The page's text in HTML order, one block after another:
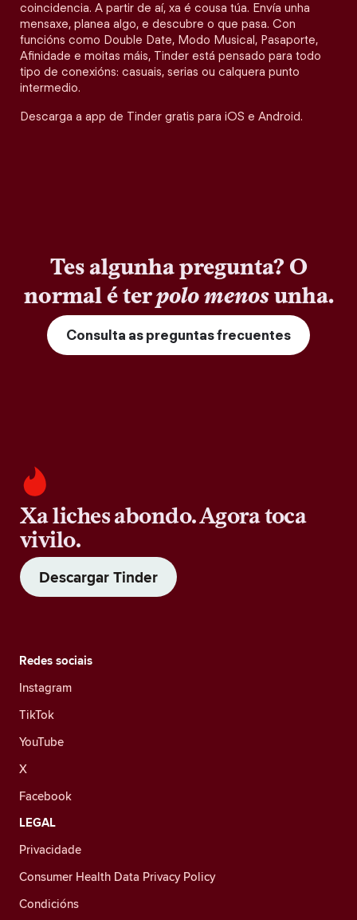
coincidencia. A partir de aí, xa é cousa túa. Envía unha
mensaxe, planea algo, e descubre o que pasa. Con
funcións como Double Date, Modo Musical, Pasaporte,
Afinidade e moitas máis, Tinder está pensado para todo
tipo de conexións: casuais, serias ou calquera punto
intermedio.
Descarga a app de Tinder gratis para iOS e Android.
Tes algunha pregunta? O
normal é terpolo menosunha.
Consulta as preguntas frecuentes
Xa liches abondo. Agora toca
vivilo.
Descargar Tinder
Redes sociais
Instagram
TikTok
YouTube
X
Facebook
LEGAL
Privacidade
Consumer Health Data Privacy Policy
Condicións